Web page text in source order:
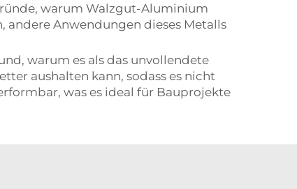
warum Walzgut-Aluminium
Anwendungen dieses Metalls
warum es als das unvollendete
aushalten kann, sodass es nicht
was es ideal für Bauprojekte